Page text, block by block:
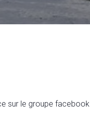
le groupe